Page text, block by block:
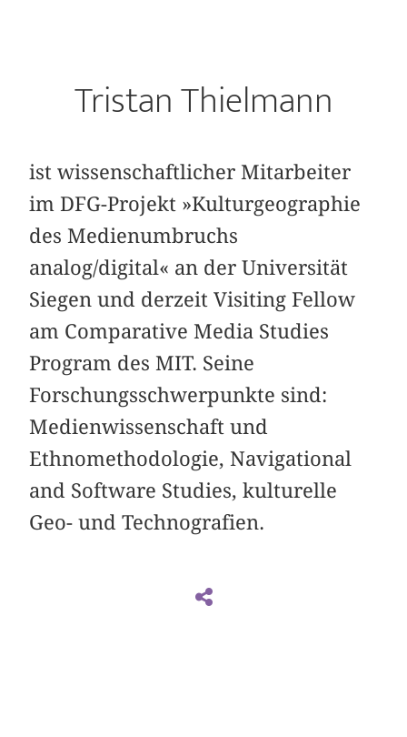
Tristan Thielmann
ist wissenschaftlicher Mitarbeiter
im DFG-Projekt »Kulturgeographie
des Medienumbruchs
analog/digital« an der Universität
Siegen und derzeit Visiting Fellow
am Comparative Media Studies
Program des MIT. Seine
Forschungsschwerpunkte sind:
Medienwissenschaft und
Ethnomethodologie, Navigational
and Software Studies, kulturelle
Geo- und Technografien.